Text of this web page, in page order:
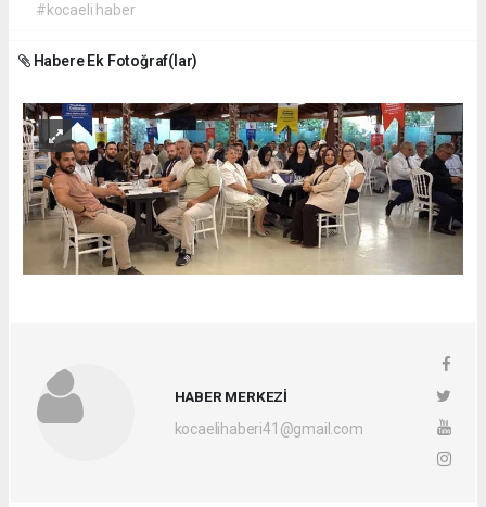
#kocaeli haber
Habere Ek Fotoğraf(lar)
HABER MERKEZİ
kocaelihaberi41@gmail.com